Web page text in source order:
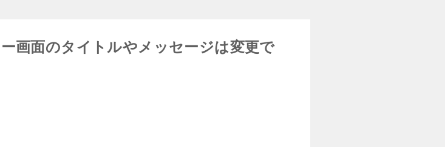
画面のタイトルやメッセージは変更で